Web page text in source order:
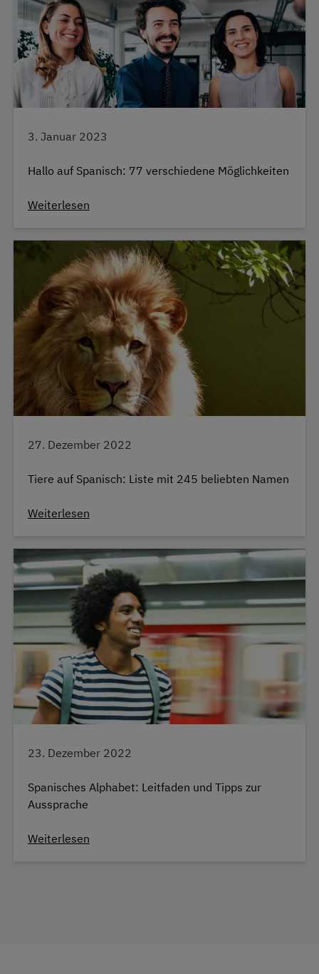
3. Januar 2023
Hallo auf Spanisch: 77 verschiedene Möglichkeiten
Weiterlesen
27. Dezember 2022
Tiere auf Spanisch: Liste mit 245 beliebten Namen
Weiterlesen
23. Dezember 2022
Spanisches Alphabet: Leitfaden und Tipps zur
Aussprache
Weiterlesen